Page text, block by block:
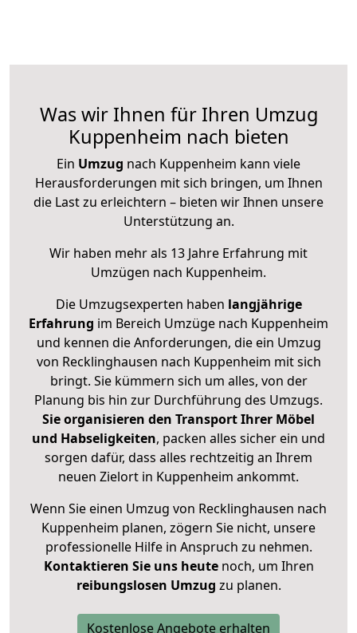
Was wir Ihnen für Ihren Umzug
Kuppenheim nach bieten
Ein Umzug nach Kuppenheim kann viele
Herausforderungen mit sich bringen, um Ihnen
die Last zu erleichtern – bieten wir Ihnen unsere
Unterstützung an.
Wir haben mehr als 13 Jahre Erfahrung mit
Umzügen nach Kuppenheim.
Die Umzugsexperten haben langjährige
Erfahrung im Bereich Umzüge nach Kuppenheim
und kennen die Anforderungen, die ein Umzug
von Recklinghausen nach Kuppenheim mit sich
bringt. Sie kümmern sich um alles, von der
Planung bis hin zur Durchführung des Umzugs.
Sie organisieren den Transport Ihrer Möbel
und Habseligkeiten, packen alles sicher ein und
sorgen dafür, dass alles rechtzeitig an Ihrem
neuen Zielort in Kuppenheim ankommt.
Wenn Sie einen Umzug von Recklinghausen nach
Kuppenheim planen, zögern Sie nicht, unsere
professionelle Hilfe in Anspruch zu nehmen.
Kontaktieren Sie uns heutenoch, um Ihren
reibungslosen Umzug zu planen.
Kostenlose Angebote erhalten